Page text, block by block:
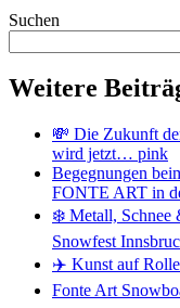
Suchen
Weitere
💸 Die Zukunft
wird jetzt… pink
Begegnungen
FONTE ART in
❄️ Metall, Schnee
Snowfest
✈️ Kunst auf
Fonte Art